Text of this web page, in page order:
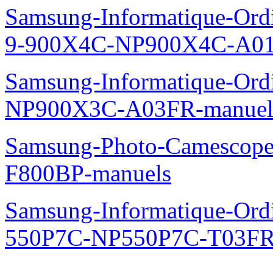
Samsung-Informatique-
9-900X4C-NP900X4C-
Samsung-Informatique-
NP900X3C-A03FR-
Samsung-Photo-
F800BP-manuels
Samsung-Informatique-
550P7C-NP550P7C-